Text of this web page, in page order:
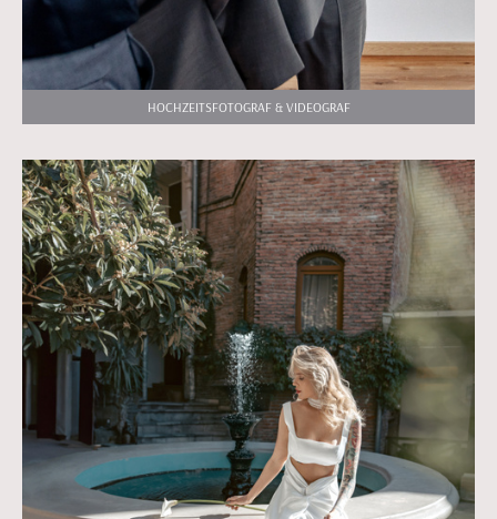
HOCHZEITSFOTOGRAF & VIDEOGRAF